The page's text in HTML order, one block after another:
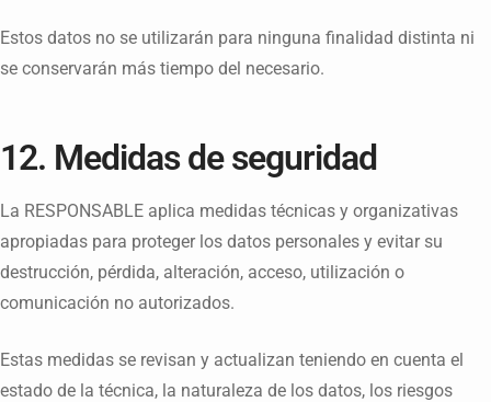
Estos datos no se utilizarán para ninguna finalidad distinta ni
se conservarán más tiempo del necesario.
12. Medidas de seguridad
La RESPONSABLE aplica medidas técnicas y organizativas
apropiadas para proteger los datos personales y evitar su
destrucción, pérdida, alteración, acceso, utilización o
comunicación no autorizados.
Estas medidas se revisan y actualizan teniendo en cuenta el
estado de la técnica, la naturaleza de los datos, los riesgos